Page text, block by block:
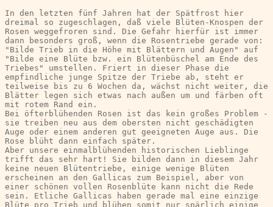
In den letzten fünf Jahren hat der Spätfrost hier
dreimal so zugeschlagen, daß viele Blüten-Knospen der
Rosen weggefroren sind. Die Gefahr hierfür ist immer
dann besonders groß, wenn die Rosentriebe gerade von:
"Bilde Trieb in die Höhe mit Blättern und Augen" auf
"Bilde eine Blüte bzw. ein Blütenbüschel am Ende des
Triebes" umstellen. Friert in dieser Phase die
empfindliche junge Spitze der Triebe ab, steht er
teilweise bis zu 6 Wochen da, wächst nicht weiter, die
Blätter legen sich etwas nach außen um und färben oft
mit rotem Rand ein.
Bei öfterblühenden Rosen ist das kein großes Problem -
sie treiben neu aus dem obersten nicht geschädigten
Auge oder einem anderen gut geeigneten Auge aus. Die
Rose blüht dann einfach später.
Aber unsere einmalblühenden historischen Lieblinge
trifft das sehr hart! Sie bilden dann in diesem Jahr
keine neuen Blütentriebe, einige wenige Blüten
erscheinen an den Gallicas zum Beispiel, aber von
einer schönen vollen Rosenblüte kann nicht die Rede
sein. Etliche Gallicas haben gerade mal eine einzige
Blüte pro Trieb und blühen somit nur spärlich einige